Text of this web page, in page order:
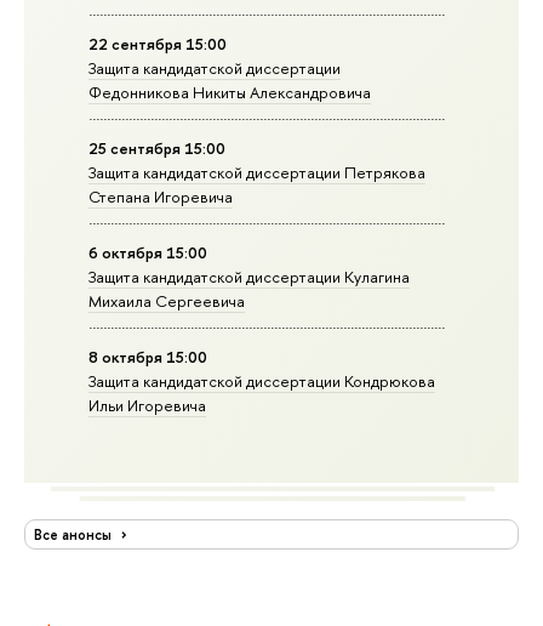
22 сентября 15:00
Защита кандидатской диссертации
Федонникова Никиты Александровича
25 сентября 15:00
Защита кандидатской диссертации Петрякова
Степана Игоревича
6 октября 15:00
Защита кандидатской диссертации Кулагина
Михаила Сергеевича
8 октября 15:00
Защита кандидатской диссертации Кондрюкова
Ильи Игоревича
Все анонсы